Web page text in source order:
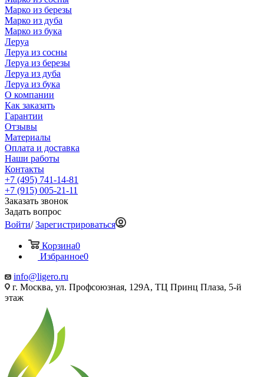
Марко из березы
Марко из дуба
Марко из бука
Леруа
Леруа из сосны
Леруа из березы
Леруа из дуба
Леруа из бука
О компании
Как заказать
Гарантии
Отзывы
Материалы
Оплата и доставка
Наши работы
Контакты
+7 (495) 741-14-81
+7 (915) 005-21-11
Заказать звонок
Задать вопрос
Войти/Зарегистрироваться
Корзина0
Избранное0
info@ligero.ru
г. Москва, ул. Профсоюзная, 129А, ТЦ Принц Плаза, 5-й
этаж